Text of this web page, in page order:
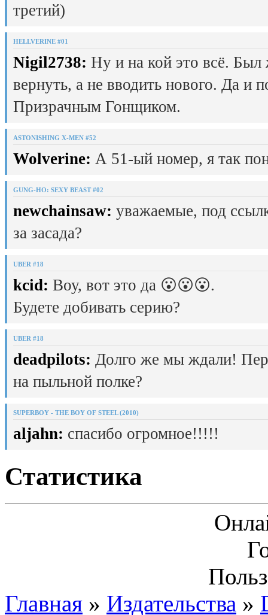
третий)
HELLVERINE #01
Nigil2738: Ну и на кой это всё.
вернуть, а не вводить нового. Да и
Призрачным Гонщиком.
ASTONISHING X-MEN #52
Wolverine: А 51-ый номер, я так
GUNG-HO: SEXY BEAST #02
newchainsaw: уважаемые, под
за засада?
UBER #18
kcid: Воу, вот это да 😮😮😮.
Будете добивать серию?
UBER #18
deadpilots: Долго же мы ждали!
на пыльной полке?
SUPERBOY - THE BOY OF STEEL (2010)
aljahn: спасибо огромное!!!!!
Статистика
Главная » Издательства »